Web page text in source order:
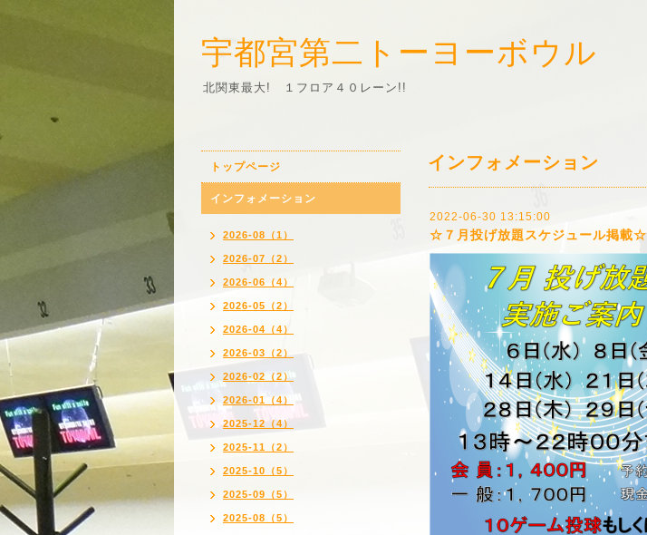
宇都宮第二トーヨーボウル
北関東最大! １フロア４０レーン!!
インフォメーション
2022-06-30 13:15:00
☆７月投げ放題スケジュール掲載☆
トップページ
インフォメーション
2026-08（1）
2026-07（2）
2026-06（4）
2026-05（2）
2026-04（4）
2026-03（2）
2026-02（2）
2026-01（4）
2025-12（4）
2025-11（2）
2025-10（5）
2025-09（5）
2025-08（5）